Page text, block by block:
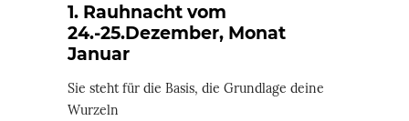
1. Rauhnacht vom
24.-25.Dezember, Monat
Januar
Sie steht für die Basis, die Grundlage deine
Wurzeln